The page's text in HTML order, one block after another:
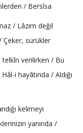
/ Bersîsa
/ Lâzım değil
sürükler
telkîn verilirken / Bu
i hayâtında / Aldığı
kelimeyi
yanında /